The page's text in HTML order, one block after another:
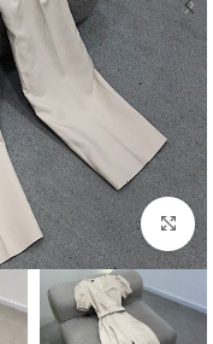
بزرگنمایی تصویر